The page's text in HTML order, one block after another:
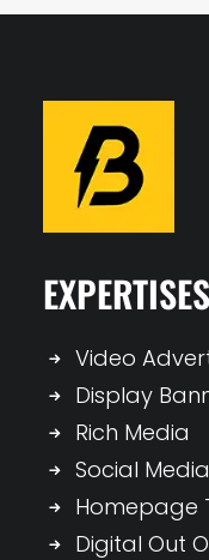
EXPERTISES
Video
Display
Rich Media
Social Media
Homepage
Digital Out